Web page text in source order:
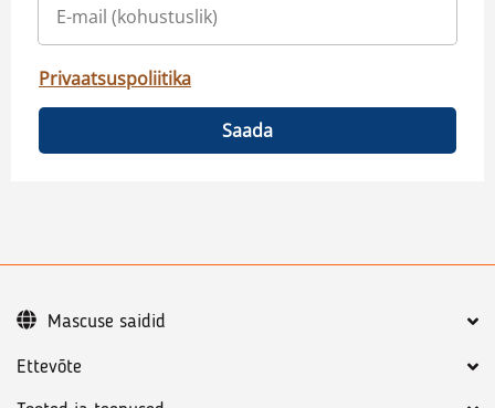
Privaatsuspoliitika
Saada
Ettevõte
Mascuse saidid